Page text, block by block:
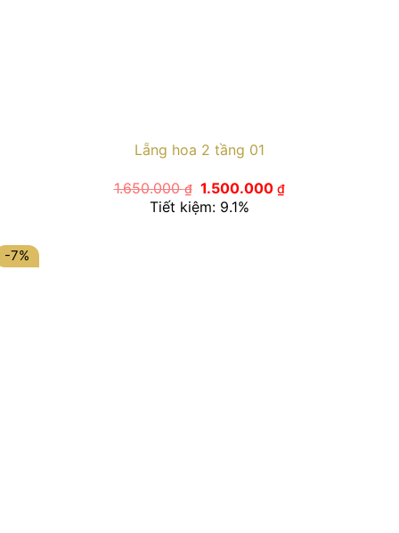
Lẵng hoa 2 tầng 01
1.650.000₫ Giá
gốc
là:
1.500.000₫Giá
Tiết kiệm: 9.1%
-7%